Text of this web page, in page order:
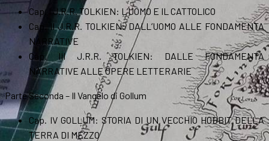
Cap. I J.R.R. TOLKIEN: L’UOMO E IL CATTOLICO
Cap. II J.R.R. TOLKIEN: DALL’UOMO ALLE FONDAMENTA
NARRATIVE
Cap. III J.R.R. TOLKIEN: DALLE FONDAMENTA
NARRATIVE ALLE OPERE LETTERARIE
Parte Seconda – Il Vangelo di Gollum
Cap. IV GOLLUM: STORIA DI UN VECCHIO HOBBIT DELLA
TERRA DI MEZZO